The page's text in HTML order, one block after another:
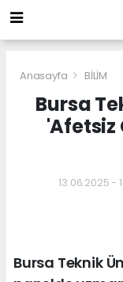
Anasayfa BİLİM
Bursa
'Afetsiz
13.06.2025 -
Bursa Teknik